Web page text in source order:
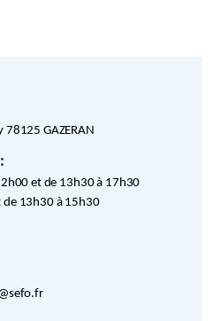
78125 GAZERAN
et de 13h30 à 17h30
de 13h30 à 15h30